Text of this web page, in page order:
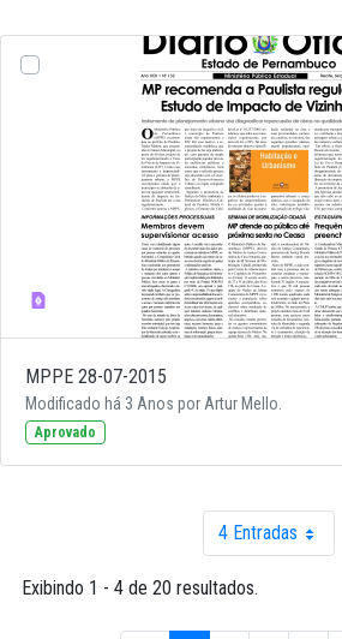
MPPE 28-07-2015
Modificado há 3 Anos por Artur Mello.
Aprovado
4 EntradasPor página
Exibindo 1 - 4 de 20 resultados.